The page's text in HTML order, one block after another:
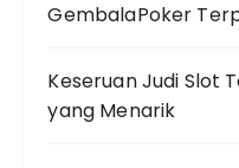
GembalaPoker
Keseruan Judi Slot
yang Menarik